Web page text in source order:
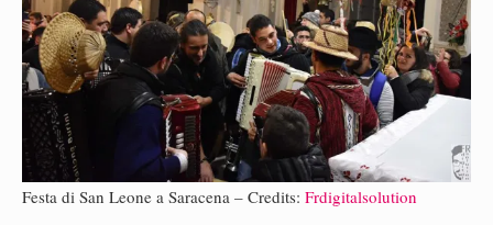
Festa di San Leone a Saracena – Credits: Frdigitalsolution